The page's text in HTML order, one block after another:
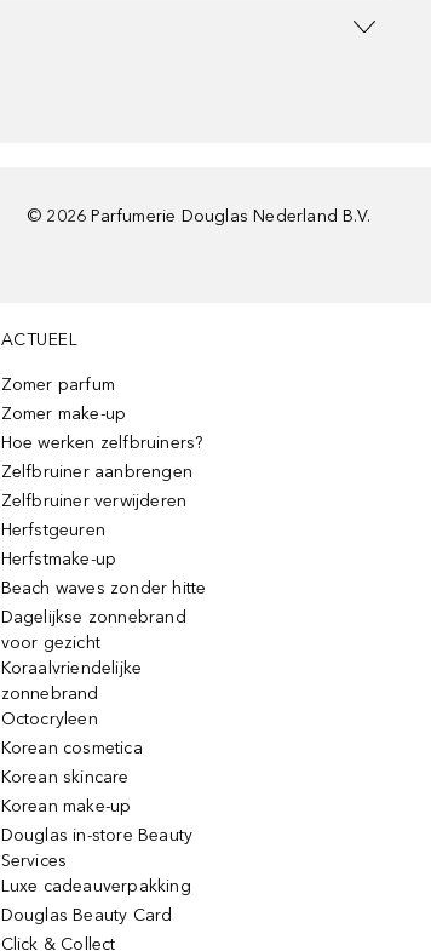
© 2026 Parfumerie Douglas Nederland B.V.
ACTUEEL
Zomer parfum
Zomer make-up
Hoe werken zelfbruiners?
Zelfbruiner aanbrengen
Zelfbruiner verwijderen
Herfstgeuren
Herfstmake-up
Beach waves zonder hitte
Dagelijkse zonnebrand
voor gezicht
Koraalvriendelijke
zonnebrand
Octocryleen
Korean cosmetica
Korean skincare
Korean make-up
Douglas in-store Beauty
Services
Luxe cadeauverpakking
Douglas Beauty Card
Click & Collect